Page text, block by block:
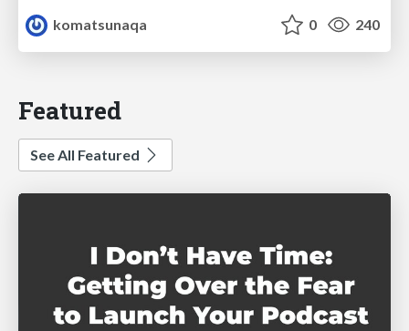
komatsunaqa
0 240
Featured
See All Featured